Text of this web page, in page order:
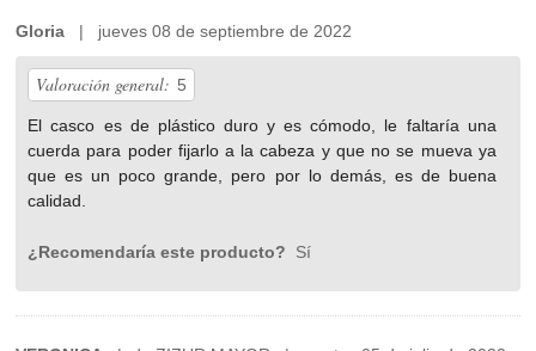
Gloria | jueves 08 de septiembre de 2022
Valoración general: 5
El casco es de plástico duro y es cómodo, le faltaría una
cuerda para poder fijarlo a la cabeza y que no se mueva ya
que es un poco grande, pero por lo demás, es de buena
calidad.
¿Recomendaría este producto? Sí